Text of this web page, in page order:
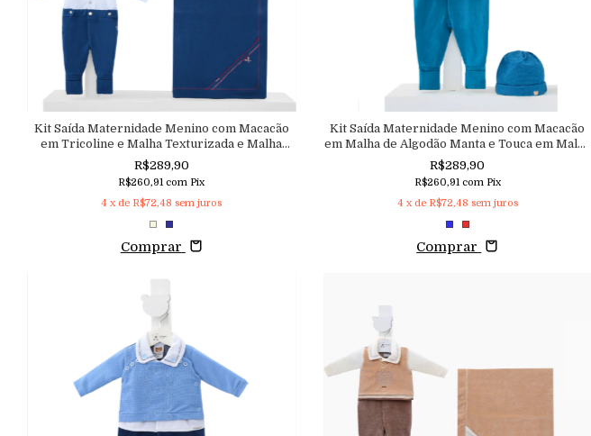
Kit Saída Maternidade Menino com Macacão
em Tricoline e Malha Texturizada e Malha
Texturizada Aconchego
R$289,90
R$260,91com Pix
4 x de R$72,48 sem juros
Comprar
Kit Saída Maternidade Menino com Macacão
em Malha de Algodão Manta e Touca em Malha
Texturizada Aconchego
R$289,90
R$260,91 com Pix
4 x de R$72,48 sem juros
Comprar